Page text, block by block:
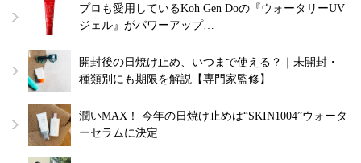
プロも愛用しているKoh Gen Doの『ウォータリーUV
ジェル』がパワーアップ…
開封後の日焼け止め、いつまで使える？｜未開封・
種類別にも期限を解説【専門家監修】
潤いMAX！ 今年の日焼け止めは“SKIN1004”ウォータ
ーセラムに決定